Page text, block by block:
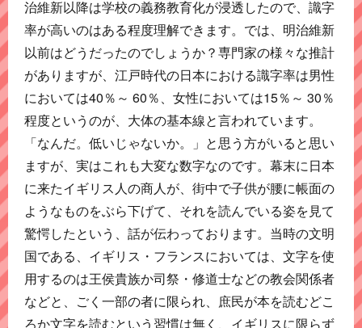
治維新以降は学校の義務教育化が浸透したので、識字
率が高いのはある程度理解できます。では、明治維新
以前はどうだったのでしょうか？専門家の様々な推計
がありますが、江戸時代の日本における識字率は男性
においては40％～ 60％、女性においては15％～ 30％
程度というのが、大体の基本線と言われています。
「なんだ。低いじゃないか。」と思う方がいると思い
ますが、実はこれも大変な数字なのです。幕末に日本
に来たイギリス人の商人が、街中で子供が腰に帳面の
ようなものをぶら下げて、それを読んでいる姿を見て
驚愕したという、話が伝わっております。当時の文明
国である、イギリス・フランスにおいては、文字を使
用するのは王侯貴族か司祭・修道士などの教会関係者
などと、ごく一部の者に限られ、庶民が本を読むどこ
ろか文字を読むという習慣は無く、イギリスに限らず